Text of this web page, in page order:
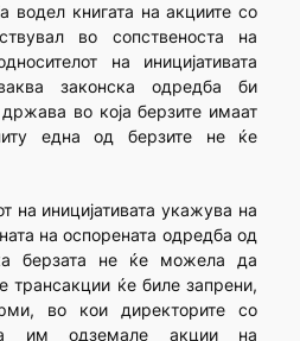
водел книгата на акциите со
во сопственоста на
на иницијативата
законска одредба би
во која берзите имаат
една од берзите не ќе
на иницијативата укажува на
на оспорената одредба од
берзата не ќе можела да
трансакции ќе биле запрени,
во кои директорите со
им одземале акции на